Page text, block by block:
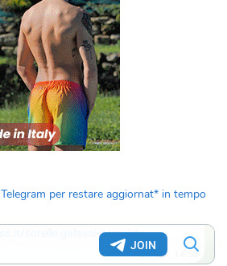
per restare aggiornat* in tempo